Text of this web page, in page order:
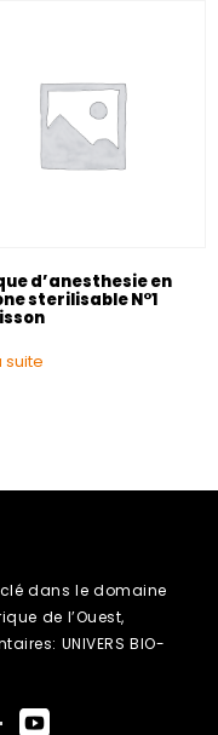
d’anesthesie en
sterilisable N°1
suite
clé dans le domaine
de l’Ouest,
UNIVERS BIO-